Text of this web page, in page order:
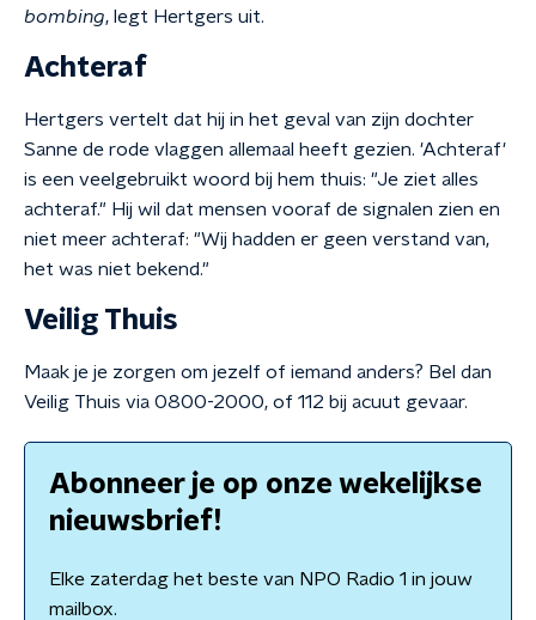
bombing, legt Hertgers uit.
Achteraf
Hertgers vertelt dat hij in het geval van zijn dochter
Sanne de rode vlaggen allemaal heeft gezien. 'Achteraf'
is een veelgebruikt woord bij hem thuis: "Je ziet alles
achteraf." Hij wil dat mensen vooraf de signalen zien en
niet meer achteraf: "Wij hadden er geen verstand van,
het was niet bekend."
Veilig Thuis
Maak je je zorgen om jezelf of iemand anders? Bel dan
Veilig Thuis via 0800-2000, of 112 bij acuut gevaar.
Abonneer je op onze wekelijkse
nieuwsbrief!
Elke zaterdag het beste van NPO Radio 1 in jouw
mailbox.